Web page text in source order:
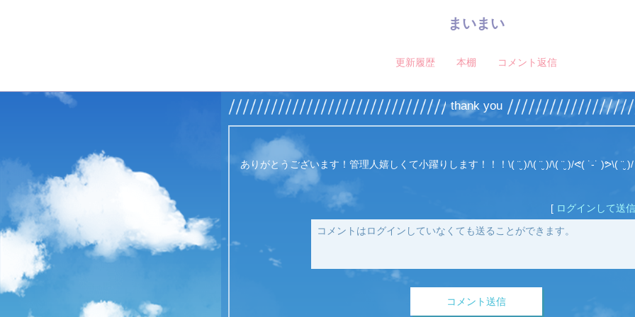
まいまい
更新履歴 本棚 コメント返信
thank you
ありがとうございます！管理人嬉しくて小躍りします！！！\( ¨̮ )/\( ¨̮ )/\( ¨̮ )/ᕙ( ˙-˙ )ᕗ\( ¨̮ )/
[ ログインして送
コメント送信